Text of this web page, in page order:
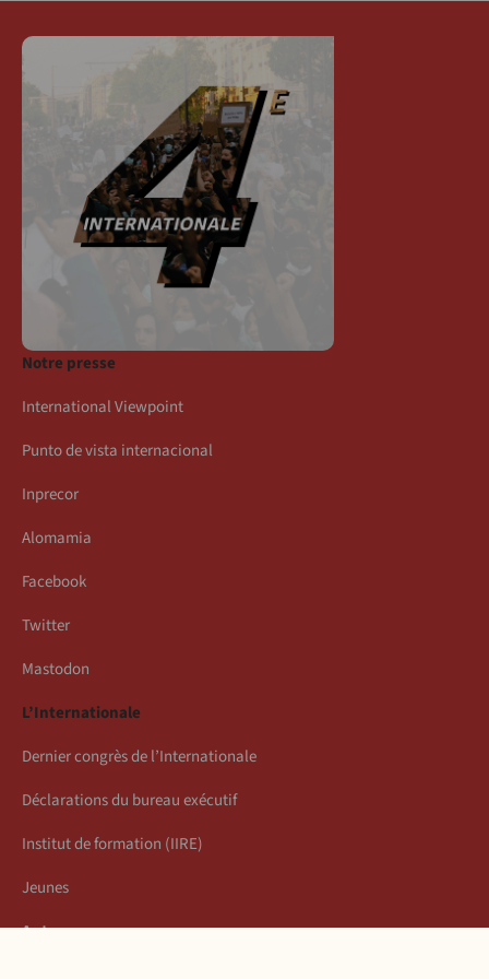
Notre presse
International Viewpoint
Punto de vista internacional
Inprecor
Alomamia
Facebook
Twitter
Mastodon
L’Internationale
Dernier congrès de l’Internationale
Déclarations du bureau exécutif
Institut de formation (IIRE)
Jeunes
Auteurs